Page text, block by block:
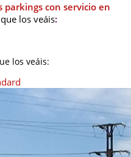
parkings con servicio en
los veáis:
los veáis: